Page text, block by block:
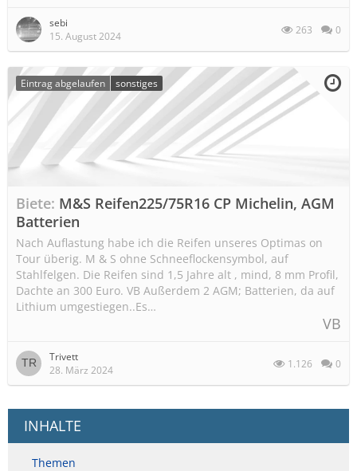
sebi
15. August 2024
263 0
Eintrag abgelaufen sonstiges
Biete M&S Reifen225/75R16 CP Michelin, AGM
Batterien
Nach Auflastung habe ich die Reifen unseres Optimas on
Tour überig. M & S ohne Schneeflockensymbol, auf
Stahlfelgen. Die Reifen sind 1,5 Jahre alt , mind, 8 mm Profil,
Dachte an 300 Euro. VB Außerdem 2 AGM; Batterien, da auf
Lithium umgestiegen..Es…
VB
Trivett
28. März 2024
1.126 0
INHALTE
Themen